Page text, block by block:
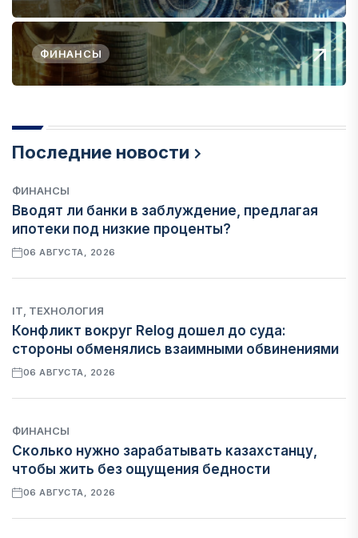
ФИНАНСЫ
Последние новости
ФИНАНСЫ
Вводят ли банки в заблуждение, предлагая
ипотеки под низкие проценты?
06 АВГУСТА, 2026
IT, ТЕХНОЛОГИЯ
Конфликт вокруг Relog дошел до суда:
стороны обменялись взаимными обвинениями
06 АВГУСТА, 2026
ФИНАНСЫ
Сколько нужно зарабатывать казахстанцу,
чтобы жить без ощущения бедности
06 АВГУСТА, 2026